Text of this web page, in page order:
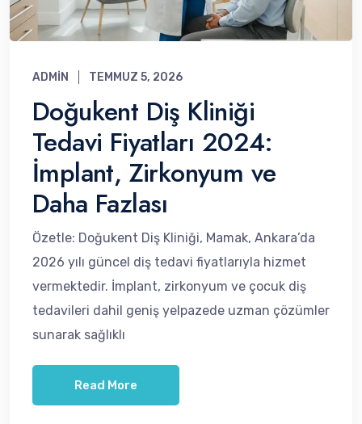
ADMIN TEMMUZ 5, 2026
Doğukent Diş Kliniği
Tedavi Fiyatları 2024:
İmplant, Zirkonyum ve
Daha Fazlası
Özetle: Doğukent Diş Kliniği, Mamak, Ankara’da
2026 yılı güncel diş tedavi fiyatlarıyla hizmet
vermektedir. İmplant, zirkonyum ve çocuk diş
tedavileri dahil geniş yelpazede uzman çözümler
sunarak sağlıklı
Read More